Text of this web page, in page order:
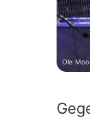
Ole